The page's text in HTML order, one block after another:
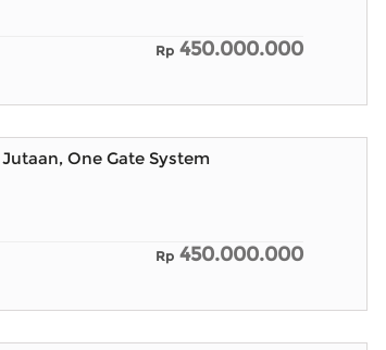
Rp 450.000.000
One Gate System
Rp 450.000.000